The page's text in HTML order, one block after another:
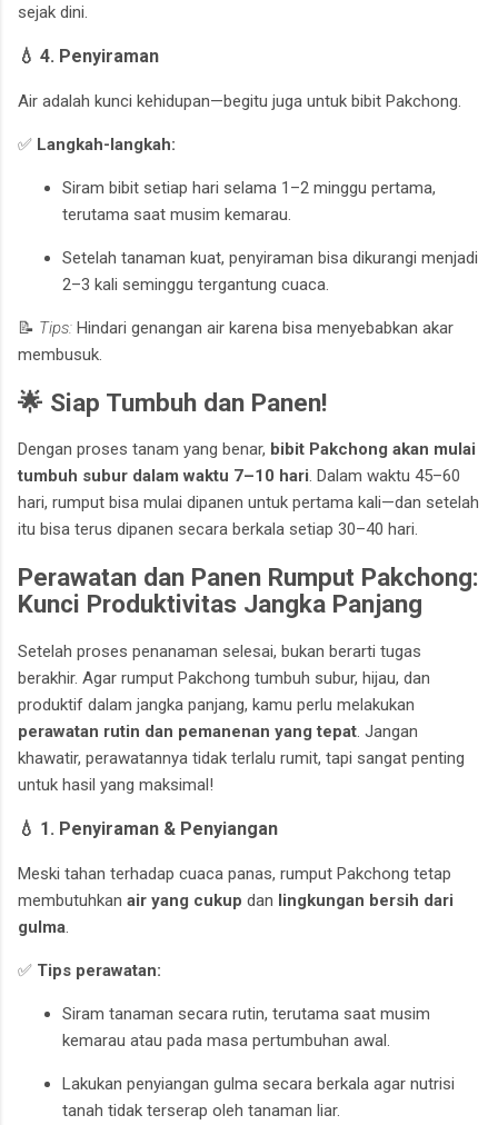
sejak dini.
💧 4. Penyiraman
Air adalah kunci kehidupan—begitu juga untuk bibit Pakchong.
✅ Langkah-langkah:
Siram bibit setiap hari selama 1–2 minggu pertama,
terutama saat musim kemarau.
Setelah tanaman kuat, penyiraman bisa dikurangi menjadi
2–3 kali seminggu tergantung cuaca.
📝 Tips: Hindari genangan air karena bisa menyebabkan akar
membusuk.
🌟 Siap Tumbuh dan Panen!
Dengan proses tanam yang benar, bibit Pakchong akan mulai
tumbuh subur dalam waktu 7–10 hari. Dalam waktu 45–60
hari, rumput bisa mulai dipanen untuk pertama kali—dan setelah
itu bisa terus dipanen secara berkala setiap 30–40 hari.
Perawatan dan Panen Rumput Pakchong:
Kunci Produktivitas Jangka Panjang
Setelah proses penanaman selesai, bukan berarti tugas
berakhir. Agar rumput Pakchong tumbuh subur, hijau, dan
produktif dalam jangka panjang, kamu perlu melakukan
perawatan rutin dan pemanenan yang tepat. Jangan
khawatir, perawatannya tidak terlalu rumit, tapi sangat penting
untuk hasil yang maksimal!
💧 1. Penyiraman & Penyiangan
Meski tahan terhadap cuaca panas, rumput Pakchong tetap
membutuhkan air yang cukup dan lingkungan bersih dari
gulma.
✅ Tips perawatan:
Siram tanaman secara rutin, terutama saat musim
kemarau atau pada masa pertumbuhan awal.
Lakukan penyiangan gulma secara berkala agar nutrisi
tanah tidak terserap oleh tanaman liar.